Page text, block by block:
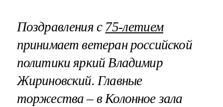
Поздравления с 75-летием
принимает ветеран российской
политики яркий Владимир
Жириновский. Главные
торжества – в Колонное зала